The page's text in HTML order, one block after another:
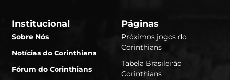
Institucional
Sobre Nós
Notícias do Corinthians
Fórum do Corinthians
Páginas
Próximos jogos do
Corinthians
Tabela Brasileirão
Corinthians